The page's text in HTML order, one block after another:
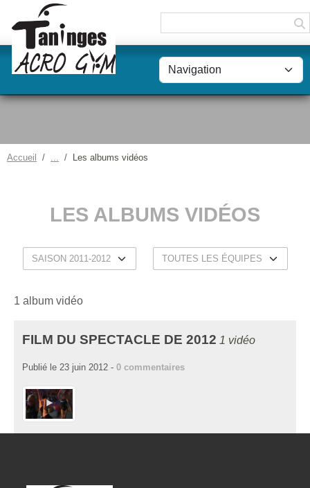
Accueil Les albums vidéos
LES ALBUMS VIDÉOS
1 album vidéo
FILM DU SPECTACLE DE 2012 1 vidéo
Publié le 23 juin 2012 - 0 commentaires
Panneau de gestion des cookies